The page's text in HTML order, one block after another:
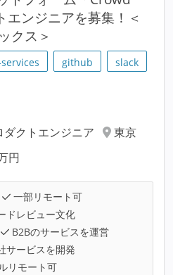
ンジニアを募集！＜
クス＞
github
slack
クトエンジニア
東京
円
一部リモート可
ドレビュー文化
B2Bのサービスを運営
サービスを開発
リモート可